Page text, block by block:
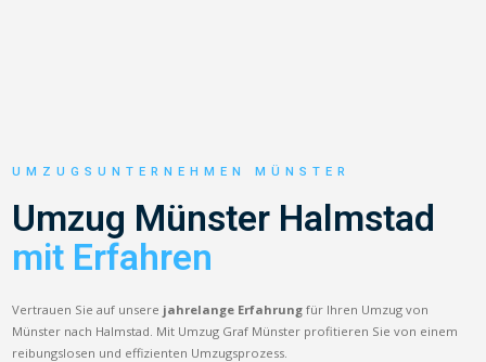
UMZUGSUNTERNEHMEN MÜNSTER
Umzug Münster Halmstad
mit Erfahren
Vertrauen Sie auf unsere jahrelange Erfahrung für Ihren Umzug von
Münster nach Halmstad. Mit Umzug Graf Münster profitieren Sie von einem
reibungslosen und effizienten Umzugsprozess.